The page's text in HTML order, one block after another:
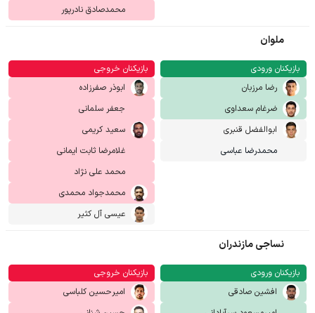
محمدصادق نادرپور
ملوان
بازیکنان ورودی
رضا مرزبان
ضرغام سعداوی
ابوالفضل قنبری
محمدرضا عباسی
بازیکنان خروجی
ابوذر صفرزاده
جعفر سلمانی
سعید کریمی
غلامرضا ثابت ایمانی
محمد علی نژاد
محمدجواد محمدی
عیسی آل کثیر
نساجی مازندران
بازیکنان ورودی
افشین صادقی
بازیکنان خروجی
امیرحسین کلباسی